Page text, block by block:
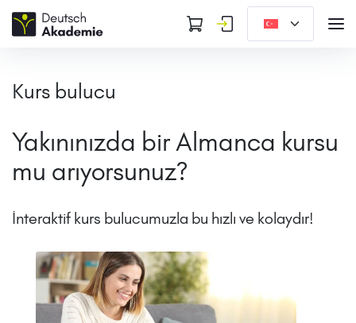
Kurs bulucu
Yakınınızda bir Almanca kursu
mu arıyorsunuz?
İnteraktif kurs bulucumuzla bu hızlı ve kolaydır!